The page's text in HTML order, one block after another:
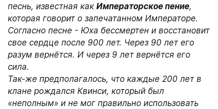
песнь, известная как Императорское пение,
которая говорит о запечатанном Императоре.
Согласно песне - Юха бессмертен и восстановит
свое сердце после 900 лет. Через 90 лет его
разум вернётся. И через 9 лет вернётся его
сила.
Так-же предполагалось, что каждые 200 лет в
клане рождался Квинси, который был
«неполным» и не мог правильно использовать